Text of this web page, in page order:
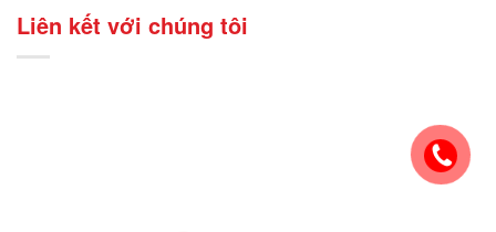
Liên kết với chúng tôi